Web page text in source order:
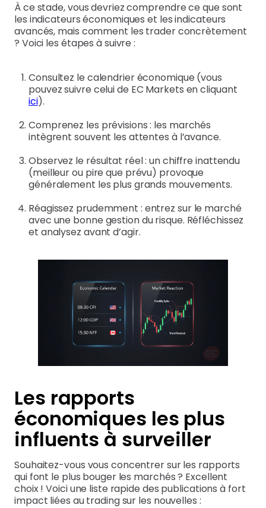
À ce stade, vous devriez comprendre ce que sont
les indicateurs économiques et les indicateurs
avancés, mais comment les trader concrètement
? Voici les étapes à suivre :
Consultez le calendrier économique (vous
pouvez suivre celui de EC Markets en cliquant
ici).
Comprenez les prévisions : les marchés
intègrent souvent les attentes à l’avance.
Observez le résultat réel : un chiffre inattendu
(meilleur ou pire que prévu) provoque
généralement les plus grands mouvements.
Réagissez prudemment : entrez sur le marché
avec une bonne gestion du risque. Réfléchissez
et analysez avant d’agir.
Les rapports
économiques les plus
influents à surveiller
Souhaitez-vous vous concentrer sur les rapports
qui font le plus bouger les marchés ? Excellent
choix ! Voici une liste rapide des publications à fort
impact liées au trading sur les nouvelles :